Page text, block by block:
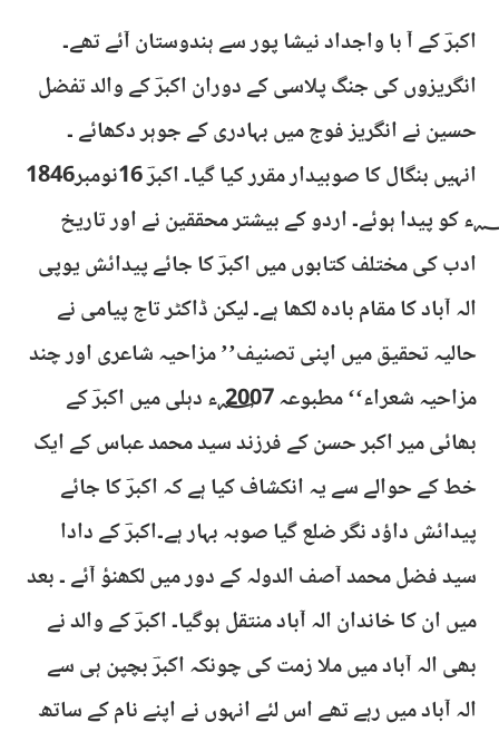
اکبرؔ کے آ با واجداد نیشا پور سے ہندوستان آئے تھے۔
انگریزوں کی جنگ پلاسی کے دوران اکبرؔ کے والد تفضل
حسین نے انگریز فوج میں بہادری کے جوہر دکھائے ۔
انہیں بنگال کا صوبیدار مقرر کیا گیا۔ اکبرؔ 16نومبر1846
؁ء کو پیدا ہوئے۔ اردو کے بیشتر محققین نے اور تاریخ
ادب کی مختلف کتابوں میں اکبرؔ کا جائے پیدائش یوپی
الہ آباد کا مقام بادہ لکھا ہے۔ لیکن ڈاکٹر تاج پیامی نے
حالیہ تحقیق میں اپنی تصنیف’’ مزاحیہ شاعری اور چند
مزاحیہ شعراء‘‘ مطبوعہ 2007 ؁ء دہلی میں اکبرؔ کے
بھائی میر اکبر حسن کے فرزند سید محمد عباس کے ایک
خط کے حوالے سے یہ انکشاف کیا ہے کہ اکبرؔ کا جائے
پیدائش داؤد نگر ضلع گیا صوبہ بہار ہے۔اکبرؔ کے دادا
سید فضل محمد آصف الدولہ کے دور میں لکھنؤ آئے ۔ بعد
میں ان کا خاندان الہ آباد منتقل ہوگیا۔ اکبرؔ کے والد نے
بھی الہ آباد میں ملا زمت کی چونکہ اکبرؔ بچپن ہی سے
الہ آباد میں رہے تھے اس لئے انہوں نے اپنے نام کے ساتھ